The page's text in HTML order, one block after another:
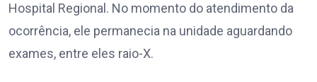
Hospital Regional. No momento do atendimento da
ocorrência, ele permanecia na unidade aguardando
exames, entre eles raio-X.